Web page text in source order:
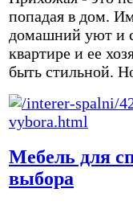
попадая в дом.
домашний уют и
квартире и ее
быть стильной.
Мебель для
выбора